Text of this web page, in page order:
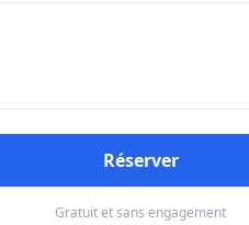
Réserver
Gratuit et sans engagement